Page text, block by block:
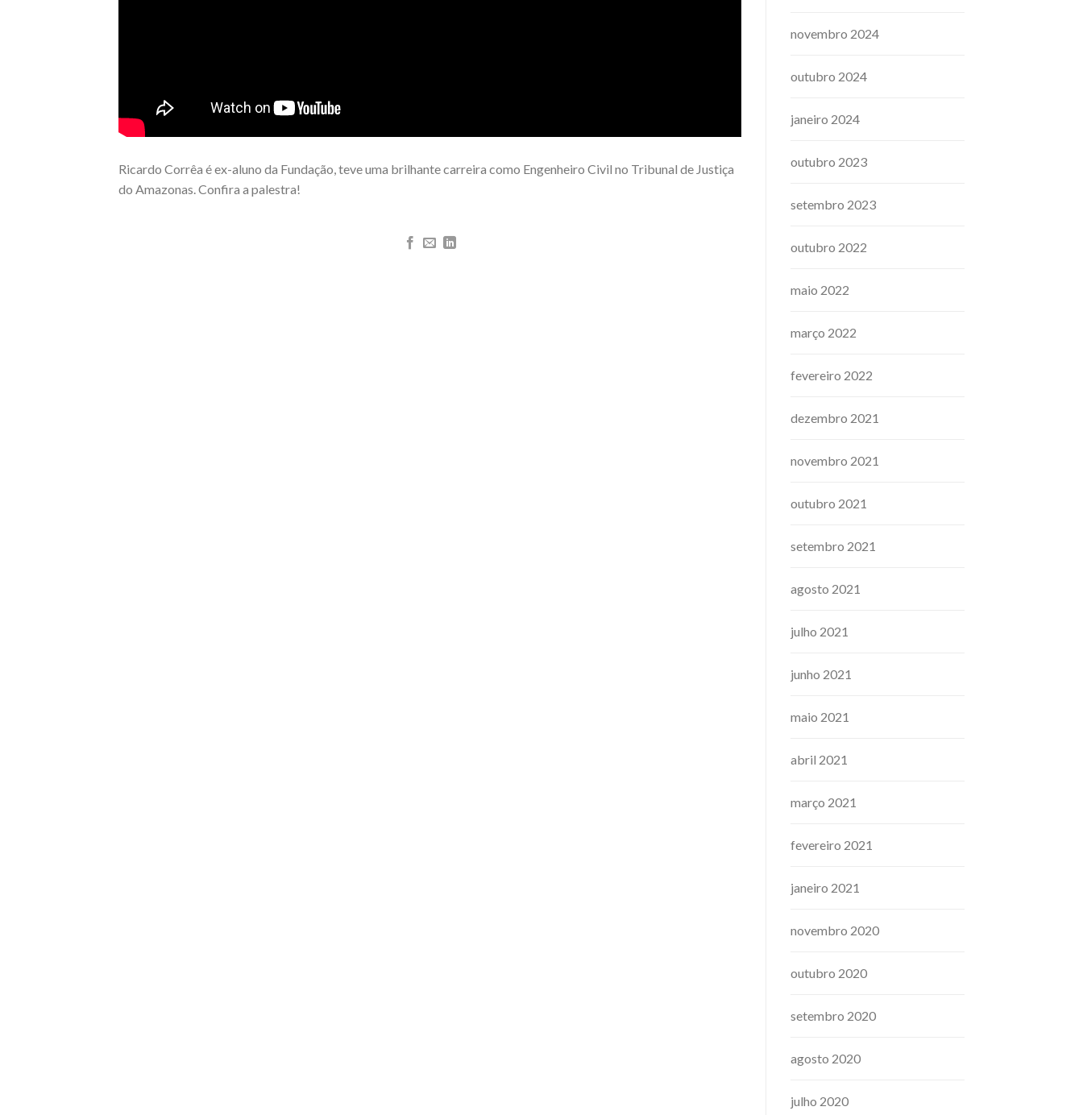
Ricardo Corrêa é ex-aluno da Fundação, teve uma brilhante carreira como Engenheiro Civil no Tribunal de Justiça
do Amazonas. Confira a palestra!
novembro 2024
outubro 2024
janeiro 2024
outubro 2023
setembro 2023
outubro 2022
maio 2022
março 2022
fevereiro 2022
dezembro 2021
novembro 2021
outubro 2021
setembro 2021
agosto 2021
julho 2021
junho 2021
maio 2021
abril 2021
março 2021
fevereiro 2021
janeiro 2021
novembro 2020
outubro 2020
setembro 2020
agosto 2020
julho 2020